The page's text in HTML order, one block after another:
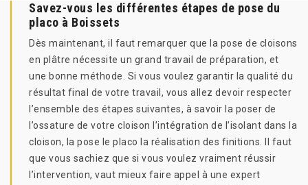
Savez-vous les différentes étapes de pose du
placo à Boissets
Dès maintenant, il faut remarquer que la pose de cloisons
en plâtre nécessite un grand travail de préparation, et
une bonne méthode. Si vous voulez garantir la qualité du
résultat final de votre travail, vous allez devoir respecter
l’ensemble des étapes suivantes, à savoir la poser de
l’ossature de votre cloison l’intégration de l’isolant dans la
cloison, la pose le placo la réalisation des finitions. Il faut
que vous sachiez que si vous voulez vraiment réussir
l’intervention, vaut mieux faire appel à une expert